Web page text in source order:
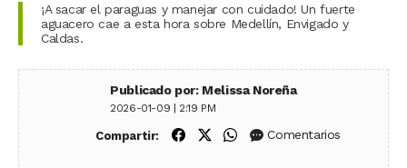
¡A sacar el paraguas y manejar con cuidado! Un fuerte
aguacero cae a esta hora sobre Medellín, Envigado y
Caldas.
Publicado por: Melissa Noreña
2026-01-09 | 2:19 PM
Compartir: Compartir en Facebook
Compartir en X (Twitter)
Compartir en WhatsApp
Comentarios